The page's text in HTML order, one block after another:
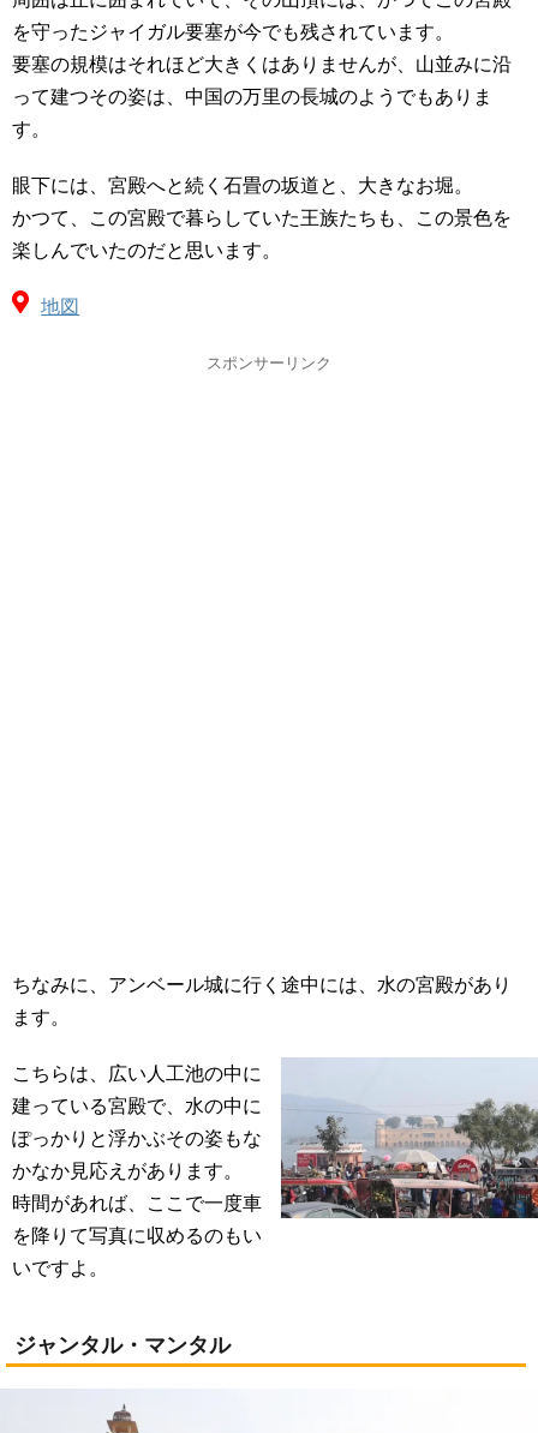
を守ったジャイガル要塞が今でも残されています。
要塞の規模はそれほど大きくはありませんが、山並みに沿
って建つその姿は、中国の万里の長城のようでもありま
す。
眼下には、宮殿へと続く石畳の坂道と、大きなお堀。
かつて、この宮殿で暮らしていた王族たちも、この景色を
楽しんでいたのだと思います。
地図
スポンサーリンク
ちなみに、アンベール城に行く途中には、水の宮殿があり
ます。
こちらは、広い人工池の中に
建っている宮殿で、水の中に
ぽっかりと浮かぶその姿もな
かなか見応えがあります。
時間があれば、ここで一度車
を降りて写真に収めるのもい
いですよ。
ジャンタル・マンタル